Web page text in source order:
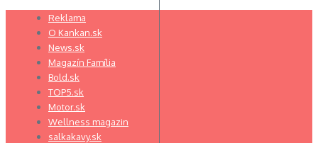
Preskočiť
Reklama
O Kankan.sk
News.sk
Magazín Família
Bold.sk
TOP5.sk
Motor.sk
Wellness magazin
salkakavy.sk